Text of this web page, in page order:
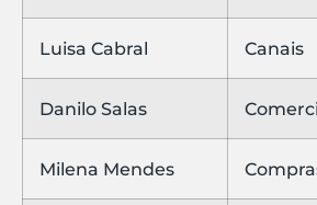
Luisa Cabral Canais
Danilo Salas
Milena Mendes